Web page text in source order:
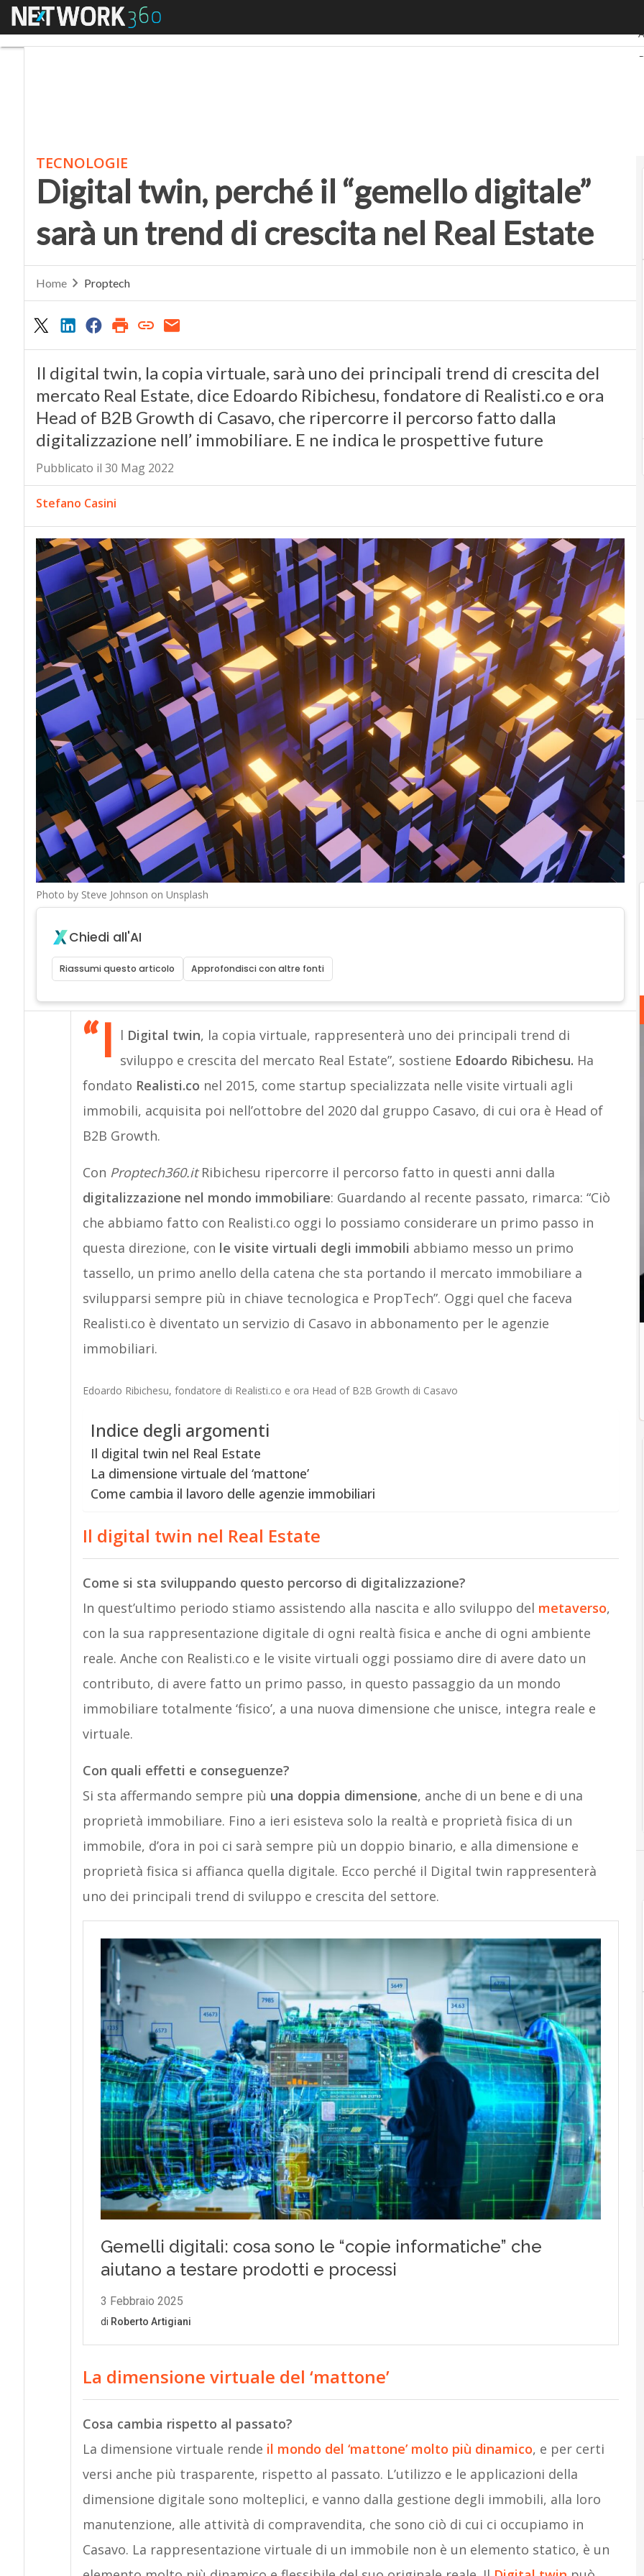
Menu
TECNOLOGIE
Digital twin, perché il “gemello digitale”
sarà un trend di crescita nel Real Estate
Home Proptech
Il digital twin, la copia virtuale, sarà uno dei principali trend di crescita del
mercato Real Estate, dice Edoardo Ribichesu, fondatore di Realisti.co e ora
Head of B2B Growth di Casavo, che ripercorre il percorso fatto dalla
digitalizzazione nell’ immobiliare. E ne indica le prospettive future
Pubblicato il 30 Mag 2022
Stefano Casini
Photo by Steve Johnson on Unsplash
Chiedi all'AI
Riassumi questo articolo Approfondisci con altre fonti
“I l Digital twin, la copia virtuale, rappresenterà uno dei principali trend di
sviluppo e crescita del mercato Real Estate”, sostiene Edoardo Ribichesu. Ha
fondato Realisti.co nel 2015, come startup specializzata nelle visite virtuali agli
immobili, acquisita poi nell’ottobre del 2020 dal gruppo Casavo, di cui ora è Head of
B2B Growth.
Con Proptech360.itRibichesu ripercorre il percorso fatto in questi anni dalla
digitalizzazione nel mondo immobiliare: Guardando al recente passato, rimarca: “Ciò
che abbiamo fatto con Realisti.co oggi lo possiamo considerare un primo passo in
questa direzione, con le visite virtuali degli immobili abbiamo messo un primo
tassello, un primo anello della catena che sta portando il mercato immobiliare a
svilupparsi sempre più in chiave tecnologica e PropTech”. Oggi quel che faceva
Realisti.co è diventato un servizio di Casavo in abbonamento per le agenzie
immobiliari.
Edoardo Ribichesu, fondatore di Realisti.co e ora Head of B2B Growth di Casavo
Indice degli argomenti
Il digital twin nel Real Estate
La dimensione virtuale del ‘mattone’
Come cambia il lavoro delle agenzie immobiliari
Il digital twin nel Real Estate
Come si sta sviluppando questo percorso di digitalizzazione?
In quest’ultimo periodo stiamo assistendo alla nascita e allo sviluppo del metaverso,
con la sua rappresentazione digitale di ogni realtà fisica e anche di ogni ambiente
reale. Anche con Realisti.co e le visite virtuali oggi possiamo dire di avere dato un
contributo, di avere fatto un primo passo, in questo passaggio da un mondo
immobiliare totalmente ‘fisico’, a una nuova dimensione che unisce, integra reale e
virtuale.
Con quali effetti e conseguenze?
Si sta affermando sempre più una doppia dimensione, anche di un bene e di una
proprietà immobiliare. Fino a ieri esisteva solo la realtà e proprietà fisica di un
immobile, d’ora in poi ci sarà sempre più un doppio binario, e alla dimensione e
proprietà fisica si affianca quella digitale. Ecco perché il Digital twin rappresenterà
uno dei principali trend di sviluppo e crescita del settore.
La dimensione virtuale del ‘mattone’
Cosa cambia rispetto al passato?
La dimensione virtuale rende il mondo del ‘mattone’ molto più dinamico, e per certi
versi anche più trasparente, rispetto al passato. L’utilizzo e le applicazioni della
dimensione digitale sono molteplici, e vanno dalla gestione degli immobili, alla loro
manutenzione, alle attività di compravendita, che sono ciò di cui ci occupiamo in
Casavo. La rappresentazione virtuale di un immobile non è un elemento statico, è un